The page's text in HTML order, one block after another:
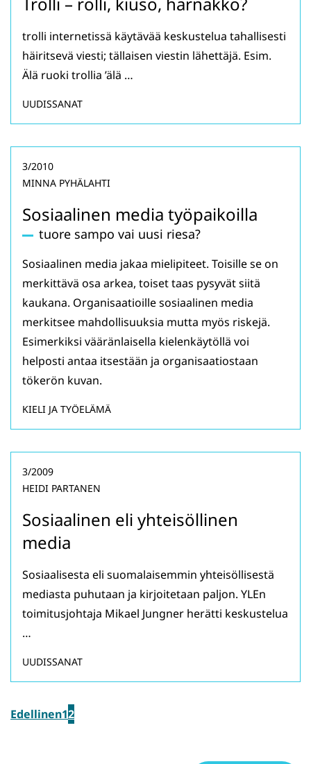
trolli internetissä käytävää keskustelua tahallisesti
häiritsevä viesti; tällaisen viestin lähettäjä. Esim.
Älä ruoki trollia ’älä …
UUDISSANAT
Sosiaalinen media työpaikoilla
tuore sampo vai uusi riesa?
3/2010
MINNA PYHÄLAHTI
Sosiaalinen media jakaa mielipiteet. Toisille se on
merkittävä osa arkea, toiset taas pysyvät siitä
kaukana. Organisaatioille sosiaalinen media
merkitsee mahdollisuuksia mutta myös riskejä.
Esimerkiksi vääränlaisella kielenkäytöllä voi
helposti antaa itsestään ja organisaatiostaan
tökerön kuvan.
KIELI JA TYÖELÄMÄ
Sosiaalinen eli yhteisöllinen
media
3/2009
HEIDI PARTANEN
Sosiaalisesta eli suomalaisemmin yhteisöllisestä
mediasta puhutaan ja kirjoitetaan paljon. YLEn
toimitusjohtaja Mikael Jungner herätti keskustelua
…
UUDISSANAT
Edellinen12